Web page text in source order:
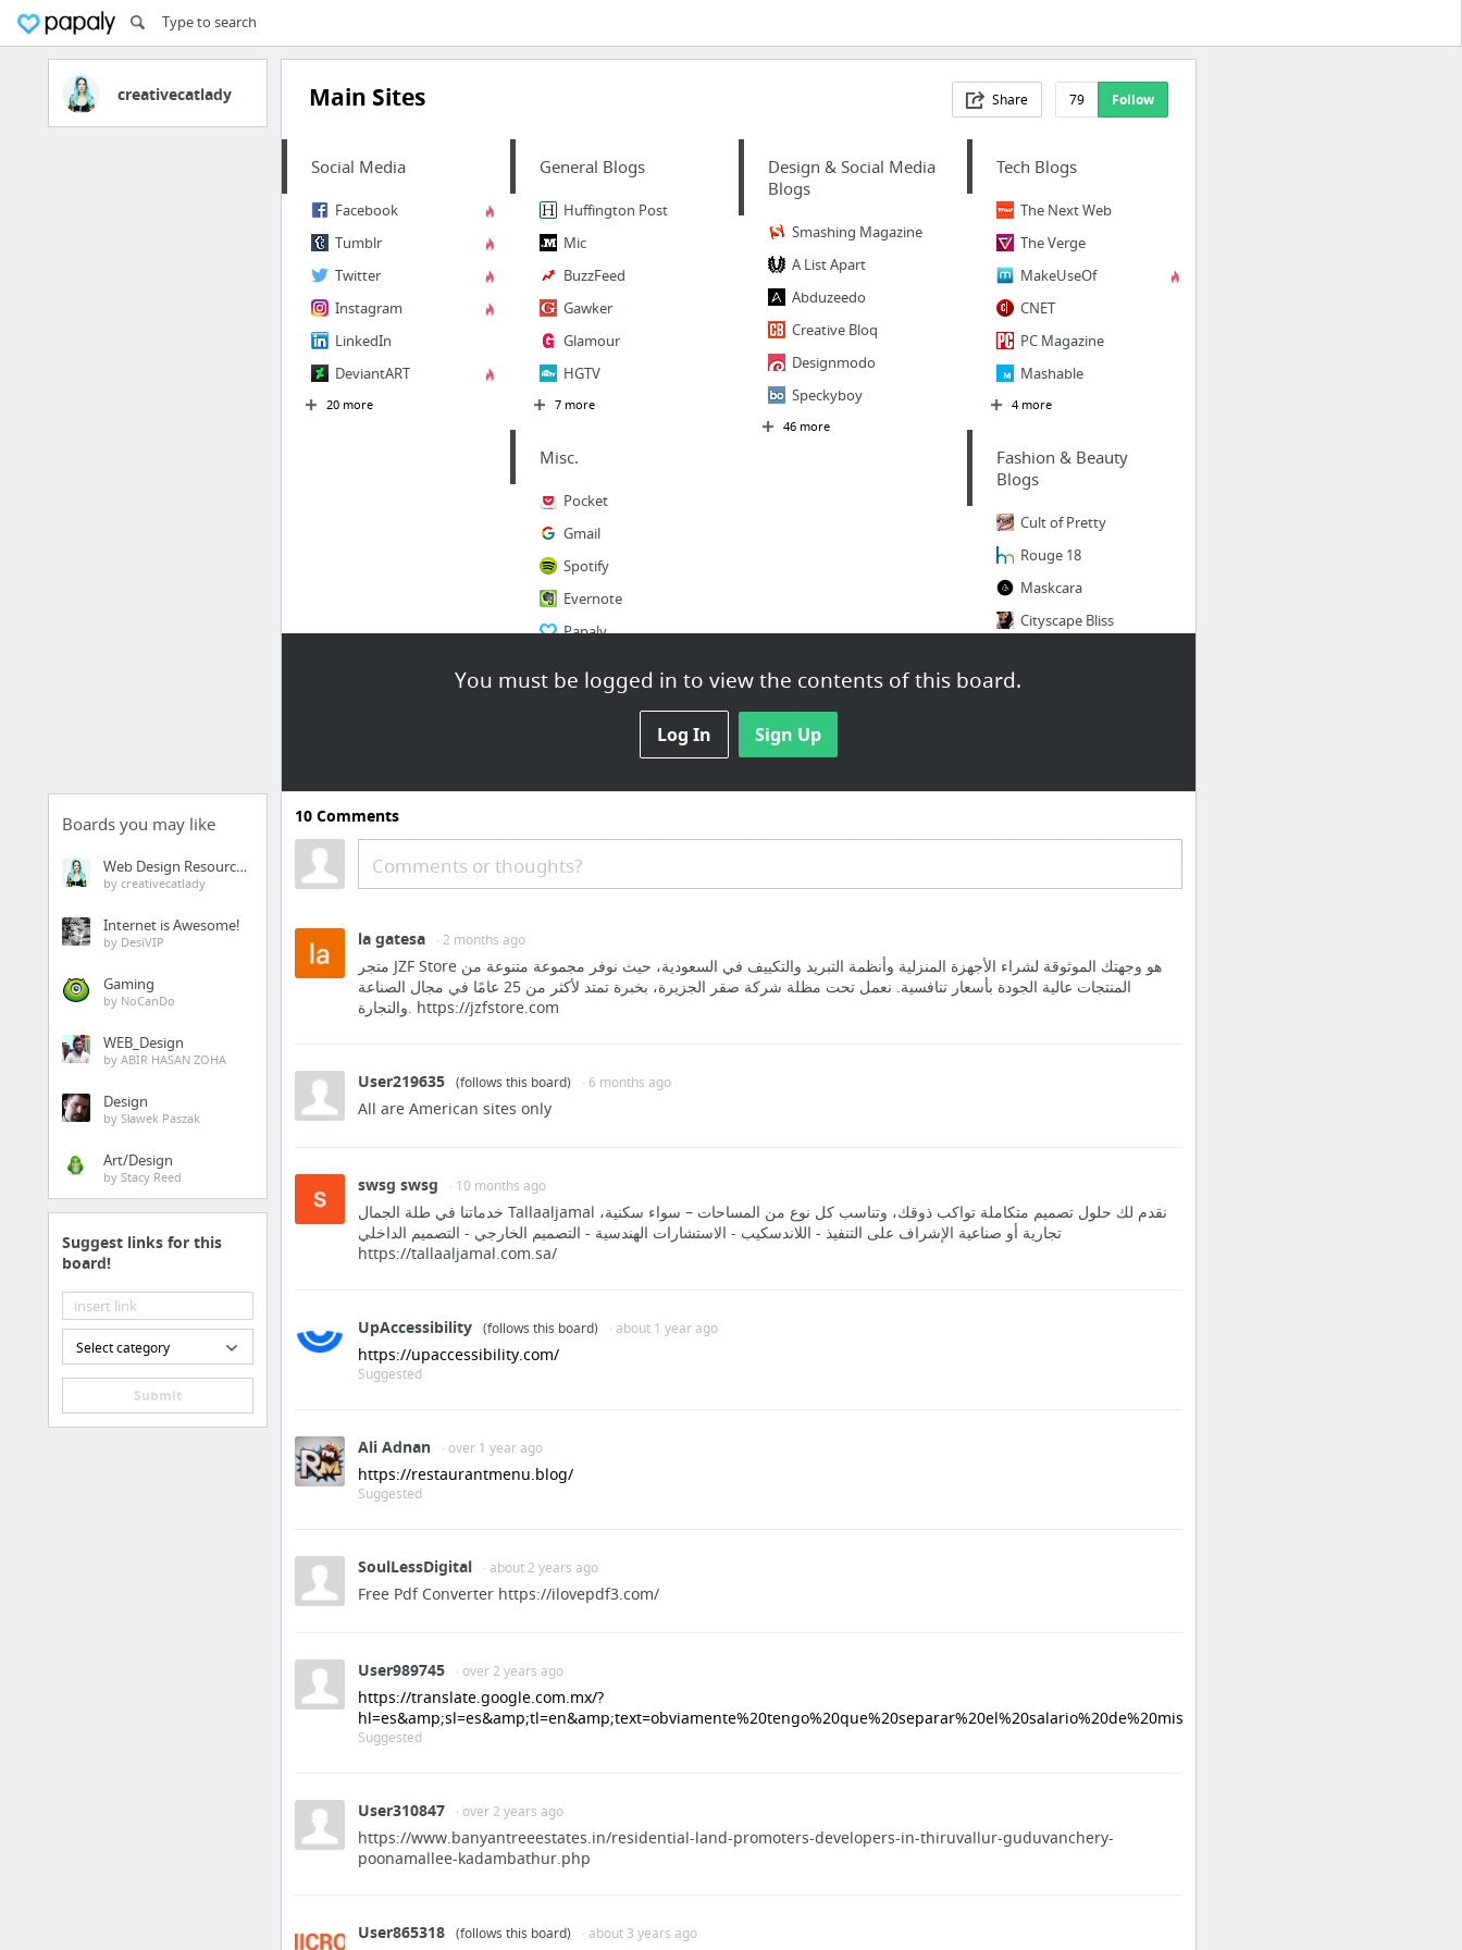
creativecatlady
Boards you may like
Web Design Resources
by creativecatlady
Internet is Awesome!
by DesiVIP
Gaming
by NoCanDo
WEB_Design
by ABIR HASAN ZOHA
Design
by Sławek Paszak
Art/Design
by Stacy Reed
Suggest links for this
board!
Select category
Submit
Main Sites Share 79 Follow
You must be logged in to view the contents of this board.
Log In Sign Up
Social Media
Facebook
Tumblr
Twitter
Instagram
LinkedIn
DeviantART
20 more
General Blogs
Huffington Post
Mic
BuzzFeed
Gawker
Glamour
HGTV
7 more
Misc.
Pocket
Gmail
Spotify
Evernote
Papaly
Design & Social Media
Blogs
Smashing Magazine
A List Apart
Abduzeedo
Creative Bloq
Designmodo
Speckyboy
46 more
Tech Blogs
The Next Web
The Verge
MakeUseOf
CNET
PC Magazine
Mashable
4 more
Fashion & Beauty
Blogs
Cult of Pretty
Rouge 18
Maskcara
Cityscape Bliss
The Beauty Of It Is
10Comments
Comments or thoughts?
la gatesa · 2 months ago
متجر JZF Store هو وجهتك الموثوقة لشراء الأجهزة المنزلية وأنظمة التبريد والتكييف في السعودية، حيث نوفر مجموعة متنوعة من
المنتجات عالية الجودة بأسعار تنافسية. نعمل تحت مظلة شركة صقر الجزيرة، بخبرة تمتد لأكثر من 25 عامًا في مجال الصناعة
والتجارة. https://jzfstore.com
User219635 (follows this board) · 6 months ago
All are American sites only
swsg swsg · 10 months ago
خدماتنا في طلة الجمال Tallaaljamal نقدم لك حلول تصميم متكاملة تواكب ذوقك، وتناسب كل نوع من المساحات – سواء سكنية،
تجارية أو صناعية الإشراف على التنفيذ - اللاندسكيب - الاستشارات الهندسية - التصميم الخارجي - التصميم الداخلي
https://tallaaljamal.com.sa/
UpAccessibility (follows this board) · about 1 year ago
https://upaccessibility.com/
Suggested
Ali Adnan · over 1 year ago
https://restaurantmenu.blog/
Suggested
SoulLessDigital · about 2 years ago
Free Pdf Converter https://ilovepdf3.com/
User989745 · over 2 years ago
https://translate.google.com.mx/?
Suggested
User310847 · over 2 years ago
https://www.banyantreeestates.in/residential-land-promoters-developers-in-thiruvallur-guduvanchery-
poonamallee-kadambathur.php
User865318 (follows this board) · about 3 years ago